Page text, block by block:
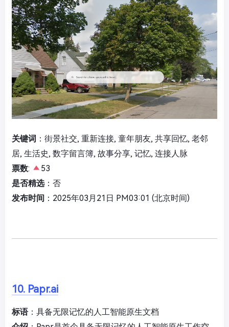
关键词 ：街景社交, 重新连接, 童年朋友, 共享回忆, 老邻
居, 生活史, 数字留言簿, 故事分享, 记忆, 连接人脉
票数:
53
是否精选：否
发布时间 ：2025年03月21日 PM03:01 (北京时间)
10. Papr.ai
标语：具备无限记忆的人工智能原生文档